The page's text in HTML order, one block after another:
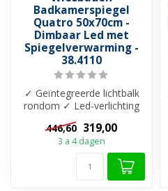
Badkamerspiegel
Quatro 50x70cm -
Dimbaar Led met
Spiegelverwarming -
38.4110
✓ Geïntegreerde lichtbalk
rondom ✓ Led-verlichting
geleidelijk 3000K tot 6400K
✓...
446,60 319,00
3 a 4 dagen